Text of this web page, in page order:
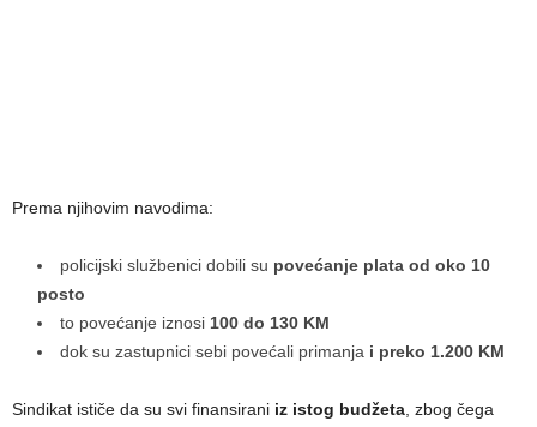
Prema njihovim navodima:
policijski službenici dobili su povećanje plata od oko 10
posto
to povećanje iznosi 100 do 130 KM
dok su zastupnici sebi povećali primanja i preko 1.200 KM
Sindikat ističe da su svi finansirani iz istog budžeta , zbog čega